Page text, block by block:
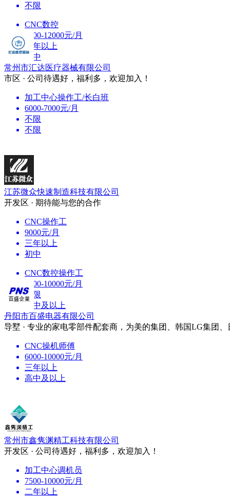
不限
CNC数控
9000-12000元/月
一年以上
初中
常州市汇达医疗器械有限公司
市区 · 公司待遇好，福利多，欢迎加入！
加工中心操作工/长白班
6000-7000元/月
不限
不限
江苏微众快速制造科技有限公司
开发区 · 期待能与您的合作
CNC操作工
9000元/月
三年以上
初中
CNC数控操作工
8000-10000元/月
不限
初中及以上
丹阳市百盛电器有限公司
导墅 · 专业的家电零部件配套商，为美的集团、韩国LG集团、
CNC操机师傅
6000-10000元/月
三年以上
高中及以上
常州市鑫隽渊精工科技有限公司
开发区 · 公司待遇好，福利多，欢迎加入！
加工中心调机员
7500-10000元/月
二年以上